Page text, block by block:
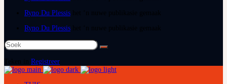
Ryno Du Plessis
Ryno Du Plessis
Soek
na:
Registreer